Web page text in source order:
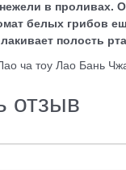
в проливах.
белых грибов
полость
ча тоу Лао Бань
отзыв